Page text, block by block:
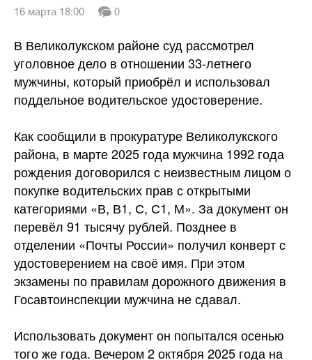
16 марта 18:00 0
В Великолукском районе суд рассмотрел
уголовное дело в отношении 33-летнего
мужчины, который приобрёл и использовал
поддельное водительское удостоверение.
Как сообщили в прокуратуре Великолукского
района, в марте 2025 года мужчина 1992 года
рождения договорился с неизвестным лицом о
покупке водительских прав с открытыми
категориями «В, В1, С, С1, М». За документ он
перевёл 91 тысячу рублей. Позднее в
отделении «Почты России» получил конверт с
удостоверением на своё имя. При этом
экзамены по правилам дорожного движения в
Госавтоинспекции мужчина не сдавал.
Использовать документ он попытался осенью
того же года. Вечером 2 октября 2025 года на